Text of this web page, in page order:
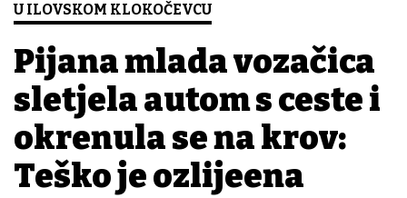
U ILOVSKOM KLOKOČEVCU
Pijana mlada vozačica
sletjela autom s ceste i
okrenula se na krov:
Teško je ozlijeđena